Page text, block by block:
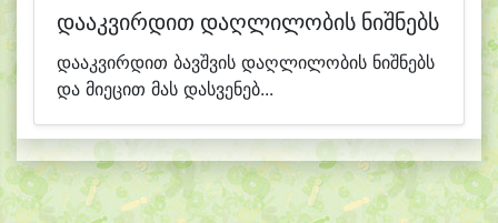
დააკვირდით დაღლილობის ნიშნებს
დააკვირდით ბავშვის დაღლილობის ნიშნებს
და მიეცით მას დასვენებ...